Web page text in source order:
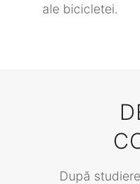
ale bicicletei.
După